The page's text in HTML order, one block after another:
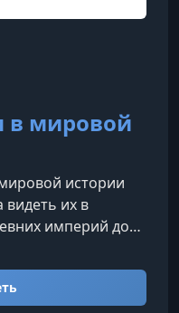
в мировой
истории
видеть их в
империй до
курс помогает
развития